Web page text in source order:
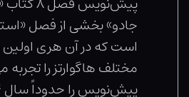
جادو» بخشی از فصل
است که در آن هری
مختلف هاگوارتز را